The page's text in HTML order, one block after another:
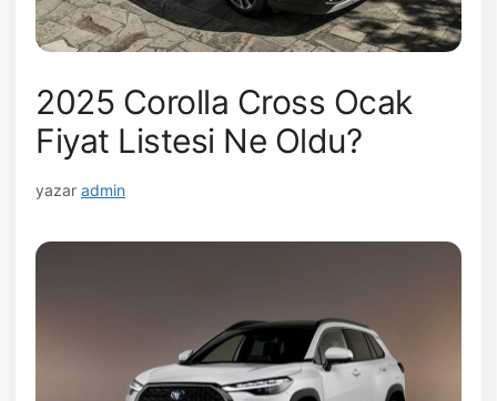
2025 Corolla Cross Ocak
Fiyat Listesi Ne Oldu?
yazar admin